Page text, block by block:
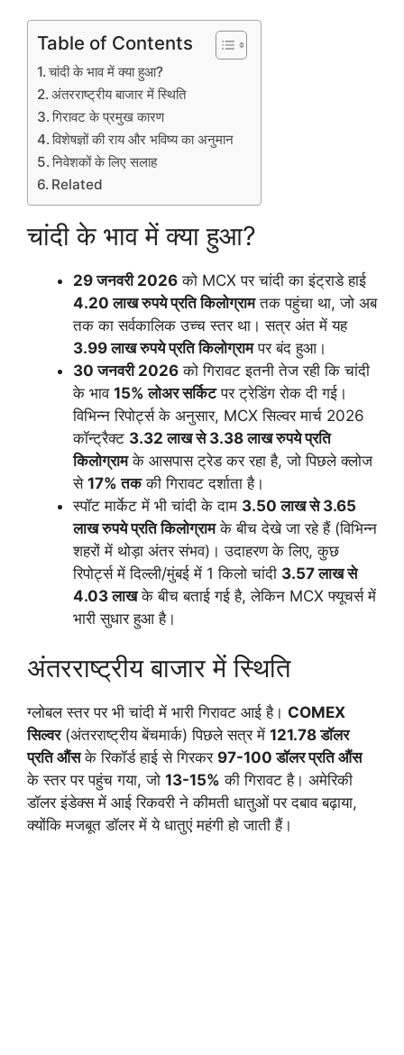
Table of Contents
चांदी के भाव में क्या हुआ?
अंतरराष्ट्रीय बाजार में स्थिति
गिरावट के प्रमुख कारण
विशेषज्ञों की राय और भविष्य का अनुमान
निवेशकों के लिए सलाह
Related
चांदी के भाव में क्या हुआ?
29 जनवरी 2026 को MCX पर चांदी का इंट्राडे हाई
4.20 लाख रुपये प्रति किलोग्रामतक पहुंचा था, जो अब
तक का सर्वकालिक उच्च स्तर था। सत्र अंत में यह
3.99 लाख रुपये प्रति किलोग्रामपर बंद हुआ।
30 जनवरी 2026 को गिरावट इतनी तेज रही कि चांदी
के भाव 15% लोअर सर्किटपर ट्रेडिंग रोक दी गई।
विभिन्न रिपोर्ट्स के अनुसार, MCX सिल्वर मार्च 2026
कॉन्ट्रैक्ट 3.32 लाख से 3.38 लाख रुपये प्रति
किलोग्रामके आसपास ट्रेड कर रहा है, जो पिछले क्लोज
से 17% तककी गिरावट दर्शाता है।
स्पॉट मार्केट में भी चांदी के दाम 3.50 लाख से 3.65
लाख रुपये प्रति किलोग्रामके बीच देखे जा रहे हैं (विभिन्न
शहरों में थोड़ा अंतर संभव)। उदाहरण के लिए, कुछ
रिपोर्ट्स में दिल्ली/मुंबई में 1 किलो चांदी 3.57 लाख से
4.03 लाखके बीच बताई गई है, लेकिन MCX फ्यूचर्स में
भारी सुधार हुआ है।
अंतरराष्ट्रीय बाजार में स्थिति
ग्लोबल स्तर पर भी चांदी में भारी गिरावट आई है। COMEX
सिल्वर(अंतरराष्ट्रीय बेंचमार्क) पिछले सत्र में 121.78 डॉलर
प्रति औंसके रिकॉर्ड हाई से गिरकर 97-100 डॉलर प्रति औंस
के स्तर पर पहुंच गया, जो 13-15% की गिरावट है। अमेरिकी
डॉलर इंडेक्स में आई रिकवरी ने कीमती धातुओं पर दबाव बढ़ाया,
क्योंकि मजबूत डॉलर में ये धातुएं महंगी हो जाती हैं।